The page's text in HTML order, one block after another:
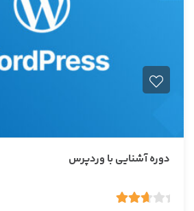
دوره آشنایی با وردپرس